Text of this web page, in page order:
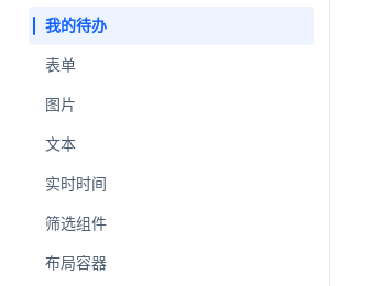
我的待办
表单
图片
文本
实时时间
筛选组件
布局容器